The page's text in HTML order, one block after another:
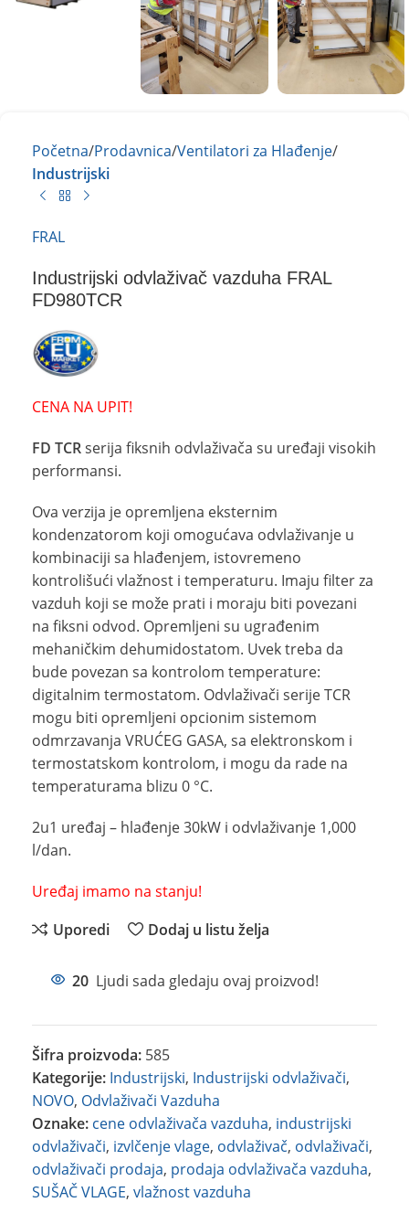
Početna Prodavnica Ventilatori za Hlađenje
Industrijski
FRAL
Industrijski odvlaživač vazduha FRAL
FD980TCR
CENA NA UPIT!
FD TCRserija fiksnih odvlaživača su uređaji visokih
performansi.
Ova verzija je opremljena eksternim
kondenzatorom koji omogućava odvlaživanje u
kombinaciji sa hlađenjem, istovremeno
kontrolišući vlažnost i temperaturu. Imaju filter za
vazduh koji se može prati i moraju biti povezani
na fiksni odvod. Opremljeni su ugrađenim
mehaničkim dehumidostatom. Uvek treba da
bude povezan sa kontrolom temperature:
digitalnim termostatom. Odvlaživači serije TCR
mogu biti opremljeni opcionim sistemom
odmrzavanja VRUĆEG GASA, sa elektronskom i
termostatskom kontrolom, i mogu da rade na
temperaturama blizu 0 °C.
2u1 uređaj – hlađenje 30kW i odvlaživanje 1,000
l/dan.
Uređaj imamo na stanju!
Uporedi
Dodaj u listu želja
20 Ljudi sada gledaju ovaj proizvod!
Šifra proizvoda: 585
Kategorije: Industrijski, Industrijski odvlaživači,
NOVO, Odvlaživači Vazduha
Oznake: cene odvlaživača vazduha, industrijski
odvlaživači, izvlčenje vlage, odvlaživač, odvlaživači,
odvlaživači prodaja, prodaja odvlaživača vazduha,
SUŠAČ VLAGE, vlažnost vazduha